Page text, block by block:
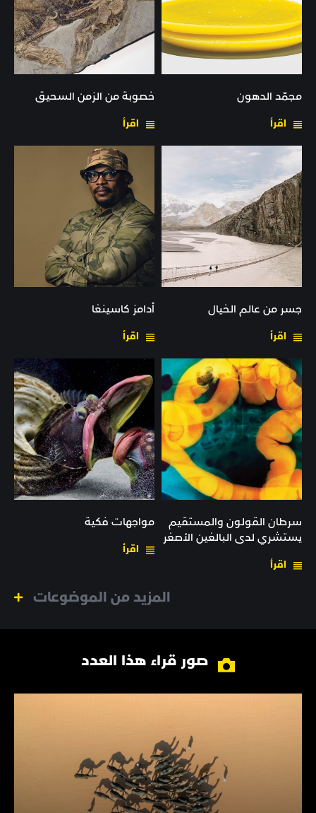
مجمّد الدهون
اقرأ
خصوبة من الزمن السحيق
اقرأ
جسر من عالم الخيال
اقرأ
أدامز كاسينغا
اقرأ
سرطان القولون والمستقيم
يستشري لدى البالغين الأصغر
اقرأ
مواجهات فكية
اقرأ
المزيد من الموضوعات
صور قراء هذا العدد